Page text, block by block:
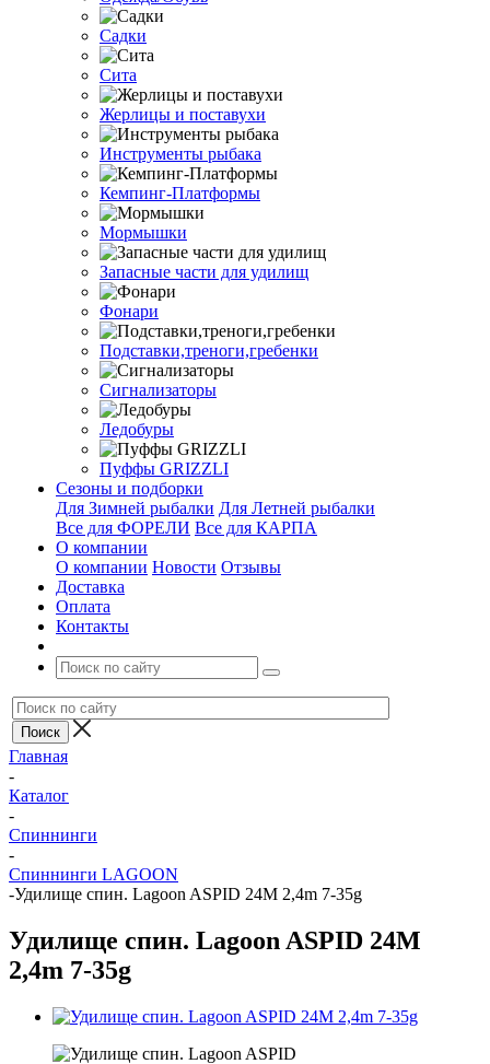
Садки
Сита
Жерлицы и поставухи
Инструменты рыбака
Кемпинг-Платформы
Мормышки
Запасные части для удилищ
Фонари
Подставки,треноги,гребенки
Сигнализаторы
Ледобуры
Пуффы GRIZZLI
Сезоны и подборки
Для Зимней рыбалки Для Летней рыбалки
Все для ФОРЕЛИ Все для КАРПА
О компании
О компании Новости Отзывы
Доставка
Оплата
Контакты
Главная
-
Каталог
-
Спиннинги
-
Спиннинги LAGOON
-Удилище спин. Lagoon ASPID 24M 2,4m 7-35g
Удилище спин. Lagoon ASPID 24M
2,4m 7-35g